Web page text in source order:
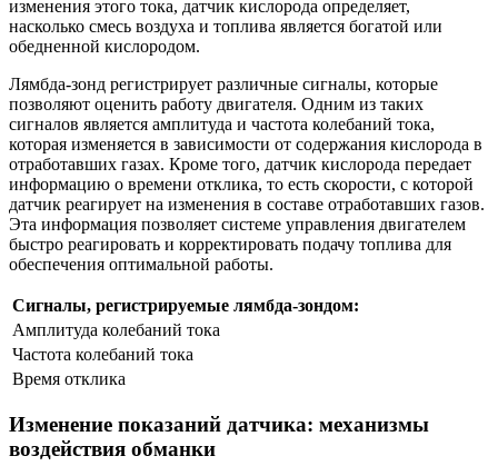
изменения этого тока, датчик кислорода определяет,
насколько смесь воздуха и топлива является богатой или
обедненной кислородом.
Лямбда-зонд регистрирует различные сигналы, которые
позволяют оценить работу двигателя. Одним из таких
сигналов является амплитуда и частота колебаний тока,
которая изменяется в зависимости от содержания кислорода в
отработавших газах. Кроме того, датчик кислорода передает
информацию о времени отклика, то есть скорости, с которой
датчик реагирует на изменения в составе отработавших газов.
Эта информация позволяет системе управления двигателем
быстро реагировать и корректировать подачу топлива для
обеспечения оптимальной работы.
Сигналы, регистрируемые лямбда-зондом:
Амплитуда колебаний тока
Частота колебаний тока
Время отклика
Изменение показаний датчика: механизмы
воздействия обманки